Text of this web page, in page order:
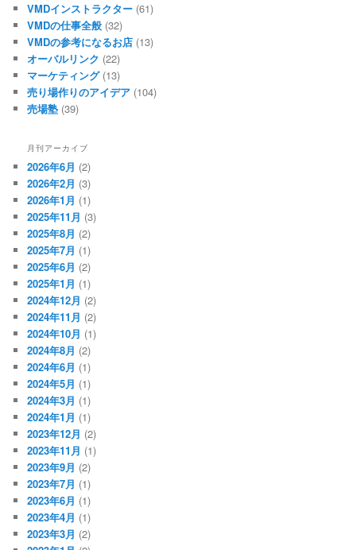
VMDインストラクター (61)
VMDの仕事全般 (32)
VMDの参考になるお店 (13)
オーバルリンク (22)
マーケティング(13)
売り場作りのアイデア (104)
売場塾 (39)
月刊アーカイブ
2026年6月 (2)
2026年2月 (3)
2026年1月 (1)
2025年11月 (3)
2025年8月 (2)
2025年7月 (1)
2025年6月 (2)
2025年1月 (1)
2024年12月 (2)
2024年11月 (2)
2024年10月 (1)
2024年8月 (2)
2024年6月 (1)
2024年5月 (1)
2024年3月 (1)
2024年1月 (1)
2023年12月 (2)
2023年11月 (1)
2023年9月 (2)
2023年7月 (1)
2023年6月 (1)
2023年4月 (1)
2023年3月 (2)